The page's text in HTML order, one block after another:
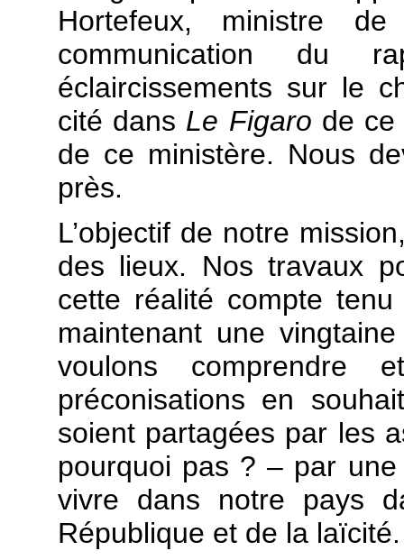
Hortefeux, ministre
communication du
éclaircissements sur le
cité dans Le Figaro de ce
de ce ministère. Nous
près.
L’objectif de notre
des lieux. Nos travaux
cette réalité compte
maintenant une
voulons comprendre
préconisations en
soient partagées par les
pourquoi pas ? – par
vivre dans notre pays
République et de la laïcité.